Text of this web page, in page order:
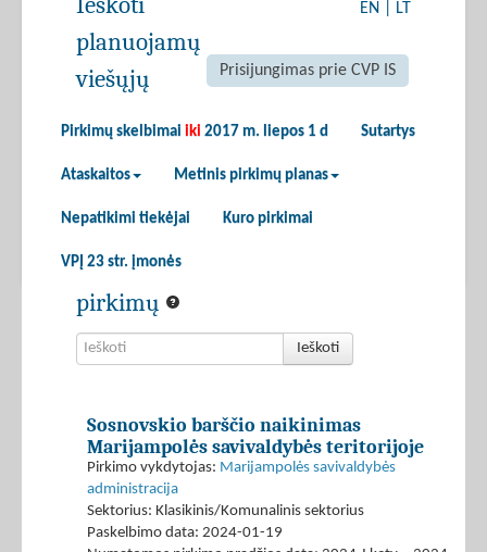
EN LT
Prisijungimas prie CVP IS
Pirkimų skelbimai iki 2017 m. liepos 1 d Sutartys
Ataskaitos Metinis pirkimų planas
Nepatikimi tiekėjai Kuro pirkimai
VPĮ 23 str. įmonės
planuojamų
viešųjų
pirkimų
Ieškoti
Sosnovskio barščio naikinimas
Marijampolės savivaldybės teritorijoje
Pirkimo vykdytojas: Marijampolės savivaldybės
administracija
Sektorius: Klasikinis/Komunalinis sektorius
Paskelbimo data: 2024-01-19